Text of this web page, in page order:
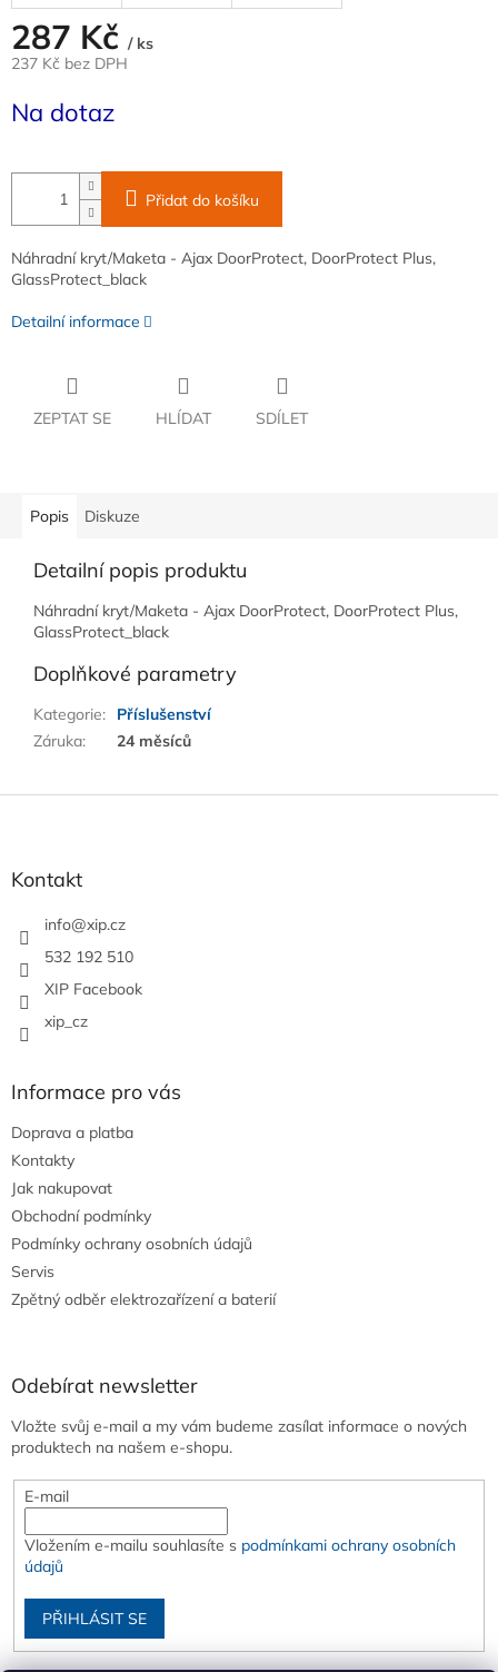
287 Kč / ks
237 Kč bez DPH
cena:
Na dotaz
Přidat do košíku
Náhradní kryt/Maketa - Ajax DoorProtect, DoorProtect Plus,
GlassProtect_black
Detailní informace
ZEPTAT SE HLÍDAT SDÍLET
Popis Diskuze
Detailní popis produktu
Náhradní kryt/Maketa - Ajax DoorProtect, DoorProtect Plus,
GlassProtect_black
Doplňkové parametry
Kategorie:
Příslušenství
Záruka: 24 měsíců
Kontakt
info@xip.cz
532 192 510
XIP Facebook
xip_cz
Informace pro vás
Doprava a platba
Kontakty
Jak nakupovat
Obchodní podmínky
Podmínky ochrany osobních údajů
Servis
Zpětný odběr elektrozařízení a baterií
Odebírat newsletter
Vložte svůj e-mail a my vám budeme zasílat informace o nových
produktech na našem e-shopu.
E-mail
Vložením e-mailu souhlasíte s podmínkami ochrany osobních
údajů
PŘIHLÁSIT SE